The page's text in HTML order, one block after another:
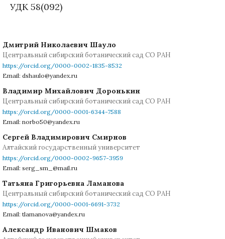
УДК 58(092)
Дмитрий Николаевич Шауло
Центральный сибирский ботанический сад СО РАН
https://orcid.org/0000-0002-1835-8532
Email: dshaulo@yandex.ru
Владимир Михайлович Доронькин
Центральный сибирский ботанический сад СО РАН
https://orcid.org/0000-0001-6344-7588
Email: norbo50@yandex.ru
Сергей Владимирович Смирнов
Алтайский государственный университет
https://orcid.org/0000-0002-9657-3959
Email: serg_sm_@mail.ru
Татьяна Григорьевна Ламанова
Центральный сибирский ботанический сад СО РАН
https://orcid.org/0000-0001-6691-3732
Email: tlamanova@yandex.ru
Александр Иванович Шмаков